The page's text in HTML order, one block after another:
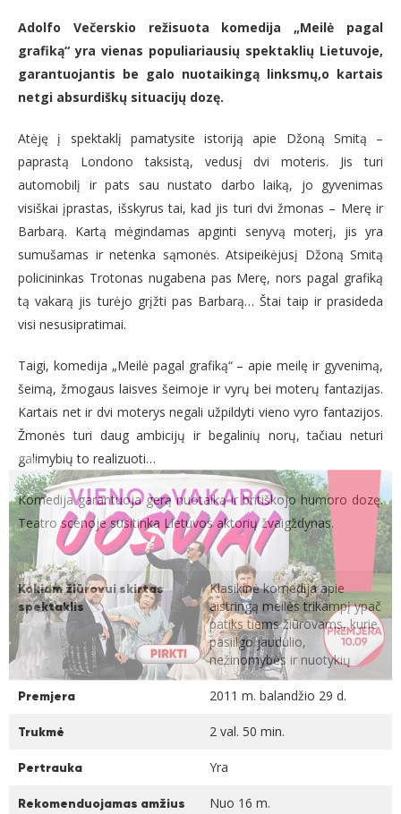
Adolfo Večerskio režisuota komedija „Meilė pagal
grafiką“ yra vienas populiariausių spektaklių Lietuvoje,
garantuojantis be galo nuotaikingą linksmų,o kartais
netgi absurdiškų situacijų dozę.
Atėję į spektaklį pamatysite istoriją apie Džoną Smitą –
paprastą Londono taksistą, vedusį dvi moteris. Jis turi
automobilį ir pats sau nustato darbo laiką, jo gyvenimas
visiškai įprastas, išskyrus tai, kad jis turi dvi žmonas – Merę ir
Barbarą. Kartą mėgindamas apginti senyvą moterį, jis yra
sumušamas ir netenka sąmonės. Atsipeikėjusį Džoną Smitą
policininkas Trotonas nugabena pas Merę, nors pagal grafiką
tą vakarą jis turėjo grįžti pas Barbarą… Štai taip ir prasideda
visi nesusipratimai.
Taigi, komedija „Meilė pagal grafiką“ – apie meilę ir gyvenimą,
šeimą, žmogaus laisves šeimoje ir vyrų bei moterų fantazijas.
Kartais net ir dvi moterys negali užpildyti vieno vyro fantazijos.
Žmonės turi daug ambicijų ir begalinių norų, tačiau neturi
galimybių to realizuoti…
Komedija garantuoja gerą nuotaiką ir britiškojo humoro dozę.
Teatro scenoje susitinka Lietuvos aktorių žvaigždynas.
Kokiam žiūrovui skirtas
spektaklis
Klasikinė komedija apie
aistringą meilės trikampį ypač
patiks tiems žiūrovams, kurie
pasiilgo jaudulio,
nežinomybės ir nuotykių
Premjera 2011 m. balandžio 29 d.
Trukmė 2 val. 50 min.
Pertrauka Yra
Rekomenduojamas amžius Nuo 16 m.